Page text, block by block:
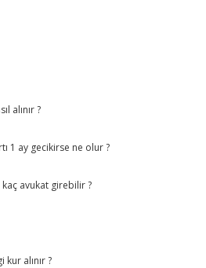
alınır ?
1 ay gecikirse ne olur ?
avukat girebilir ?
alınır ?